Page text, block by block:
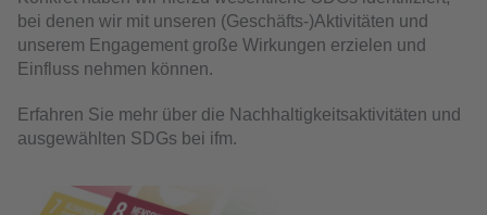
bei denen wir mit unseren (Geschäfts-)Aktivitäten und
unserem Engagement große Wirkungen erzielen und
Einfluss nehmen können.
Erfahren Sie mehr über die Nachhaltigkeitsaktivitäten und
ausgewählten SDGs bei ifm.